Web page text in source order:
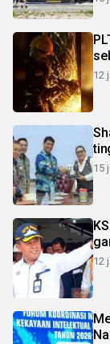
12
15
12